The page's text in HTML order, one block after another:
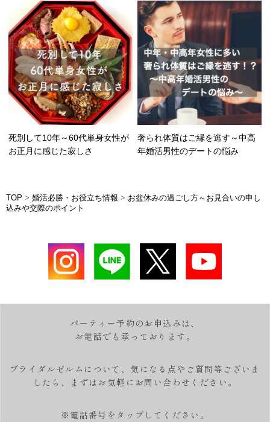
死別して10年～60代単身女性が
お正月に感じた寂しさ
奢られ体質はご縁を逃す～中高
年婚活男性のデートの悩み
TOP > 婚活必勝・お役立ち情報 > お盆休みの過ごし方～お見合いの申し
込みや交際のポイント
パーティー予約のお申込みは、
お電話でも承っております。
ブライダルゼルムについて、気になる点やご質問等ございま
したら、
まずはお気軽にお問い合わせください。
※電話番号をタップしてください。